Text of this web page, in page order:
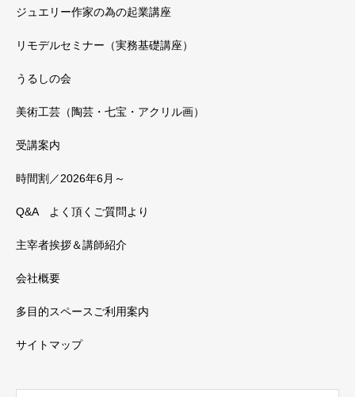
ジュエリー作家の為の起業講座
リモデルセミナー（実務基礎講座）
うるしの会
美術工芸（陶芸・七宝・アクリル画）
受講案内
時間割／2026年6月～
Q&A よく頂くご質問より
主宰者挨拶＆講師紹介
会社概要
多目的スペースご利用案内
サイトマップ